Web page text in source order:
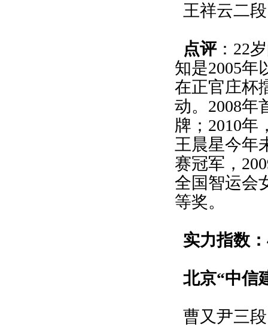
王祥云二
点评：22
知是2005年
在正官庄杯
动。2008年
牌；2010年
王晨星今年
赛冠军，
全国智运会
等奖。
实力指数
北京“中信
曹又尹三